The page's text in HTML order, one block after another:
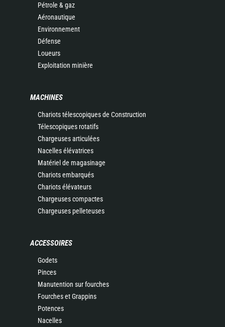
Pétrole & gaz
Aéronautique
Environnement
Défense
Loueurs
Exploitation minière
MACHINES
Chariots télescopiques de Construction
Télescopiques rotatifs
Chargeuses articulées
Nacelles élévatrices
Matériel de magasinage
Chariots embarqués
Chariots élévateurs
Chargeuses compactes
Chargeuses pelleteuses
ACCESSOIRES
Godets
Pinces
Manutention sur fourches
Fourches et Grappins
Potences
Nacelles